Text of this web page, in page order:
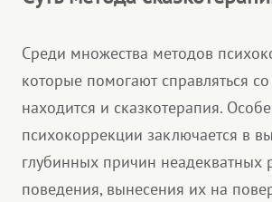
Среди множества методов
которые помогают справляться
находится и сказкотерапия.
психокоррекции заключается в
глубинных причин неадекватных
поведения, вынесения их на